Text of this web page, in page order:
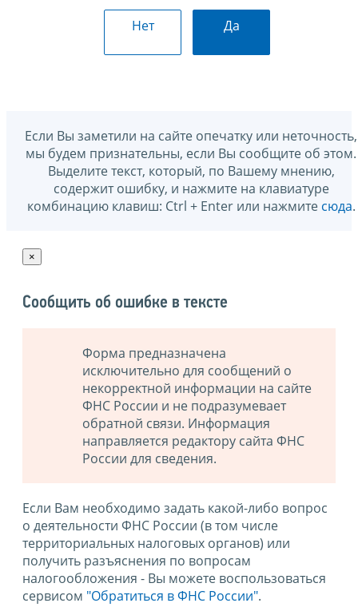
Нет Да
Если Вы заметили на сайте опечатку или неточность,
мы будем признательны, если Вы сообщите об этом.
Выделите текст, который, по Вашему мнению,
содержит ошибку, и нажмите на клавиатуре
комбинацию клавиш: Ctrl + Enter или нажмите сюда.
×
Сообщить об ошибке в тексте
Форма предназначена
исключительно для сообщений о
некорректной информации на сайте
ФНС России и не подразумевает
обратной связи. Информация
направляется редактору сайта ФНС
России для сведения.
Если Вам необходимо задать какой-либо вопрос
о деятельности ФНС России (в том числе
территориальных налоговых органов) или
получить разъяснения по вопросам
налогообложения - Вы можете воспользоваться
сервисом "Обратиться в ФНС России".